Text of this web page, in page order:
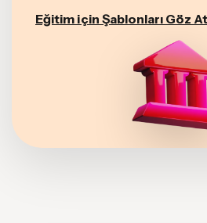
Eğitim için Şablonları Göz At